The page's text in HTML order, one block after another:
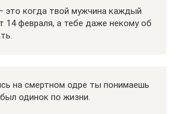
это когда твой мужчина каждый
14 февраля, а тебе даже некому об
на смертном одре ты понимаешь
одинок по жизни.